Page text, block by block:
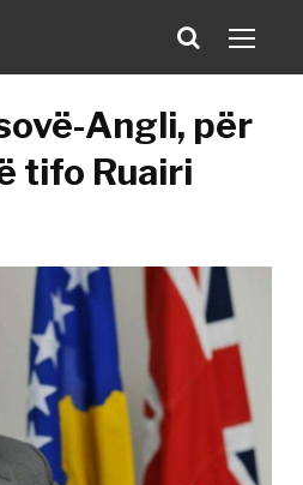
Angli, për
tifo Ruairi